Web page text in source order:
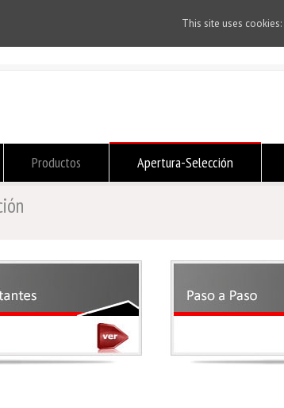
Productos Apertura-Selección
This site uses cookies: